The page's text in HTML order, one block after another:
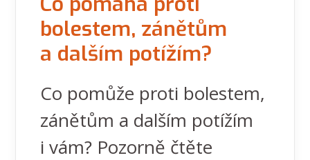
bolestem, zánětům
a dalším potížím?
Co pomůže proti bolestem,
zánětům a dalším potížím
i vám? Pozorně čtěte